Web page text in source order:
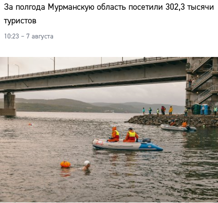
За полгода Мурманскую область посетили 302,3 тысячи
туристов
10:23 – 7 августа